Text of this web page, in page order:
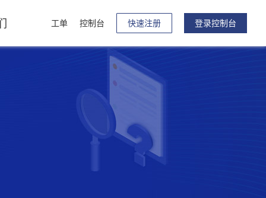
工单 控制台 快速注册 登录控制台